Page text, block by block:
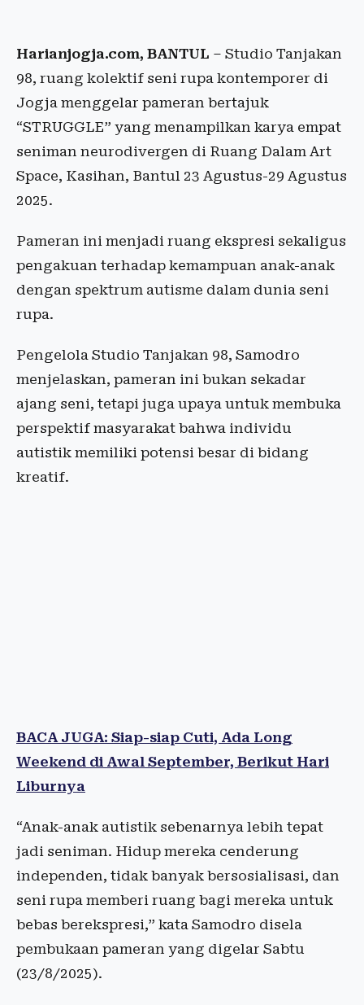
Harianjogja.com, BANTUL – Studio Tanjakan
98, ruang kolektif seni rupa kontemporer di
Jogja menggelar pameran bertajuk
“STRUGGLE” yang menampilkan karya empat
seniman neurodivergen di Ruang Dalam Art
Space, Kasihan, Bantul 23 Agustus-29 Agustus
2025.
Pameran ini menjadi ruang ekspresi sekaligus
pengakuan terhadap kemampuan anak-anak
dengan spektrum autisme dalam dunia seni
rupa.
Pengelola Studio Tanjakan 98, Samodro
menjelaskan, pameran ini bukan sekadar
ajang seni, tetapi juga upaya untuk membuka
perspektif masyarakat bahwa individu
autistik memiliki potensi besar di bidang
kreatif.
BACA JUGA: Siap-siap Cuti, Ada Long
Weekend di Awal September, Berikut Hari
Liburnya
“Anak-anak autistik sebenarnya lebih tepat
jadi seniman. Hidup mereka cenderung
independen, tidak banyak bersosialisasi, dan
seni rupa memberi ruang bagi mereka untuk
bebas berekspresi,” kata Samodro disela
pembukaan pameran yang digelar Sabtu
(23/8/2025).